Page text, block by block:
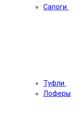
Сапоги
Туфли
Лоферы